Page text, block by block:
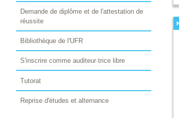
Demande de diplôme et de l'attestation de
réussite
Bibliothèque de l'UFR
S'inscrire comme auditeur·trice libre
Tutorat
Reprise d'études et alternance